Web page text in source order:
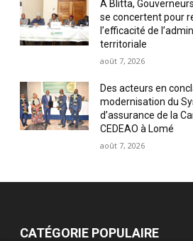
À Blitta,
se concertent pour
l’efficacité de
territoriale
août 7, 2026
Des acteurs en
modernisation du
d’assurance de la
CEDEAO à Lomé
août 7, 2026
CATÉGORIE POPULAIRE